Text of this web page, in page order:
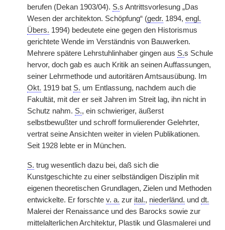
berufen (Dekan 1903/04). S.s Antrittsvorlesung „Das
Wesen der architekton. Schöpfung“ (gedr. 1894, engl.
Übers. 1994) bedeutete eine gegen den Historismus
gerichtete Wende im Verständnis von Bauwerken.
Mehrere spätere Lehrstuhlinhaber gingen aus S.s Schule
hervor, doch gab es auch Kritik an seinen Auffassungen,
seiner Lehrmethode und autoritären Amtsausübung. Im
Okt. 1919 bat S. um Entlassung, nachdem auch die
Fakultät, mit der er seit Jahren im Streit lag, ihn nicht in
Schutz nahm. S., ein schwieriger, äußerst
selbstbewußter und schroff formulierender Gelehrter,
vertrat seine Ansichten weiter in vielen Publikationen.
Seit 1928 lebte er in München.
S. trug wesentlich dazu bei, daß sich die
Kunstgeschichte zu einer selbständigen Disziplin mit
eigenen theoretischen Grundlagen, Zielen und Methoden
entwickelte. Er forschte v. a. zur ital., niederländ. und dt.
Malerei der Renaissance und des Barocks sowie zur
mittelalterlichen Architektur, Plastik und Glasmalerei und